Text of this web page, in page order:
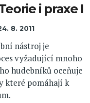
i praxe I
8. 2011
nástroj je
vyžadující mnoho
hudebníků oceňuje
které pomáhají k